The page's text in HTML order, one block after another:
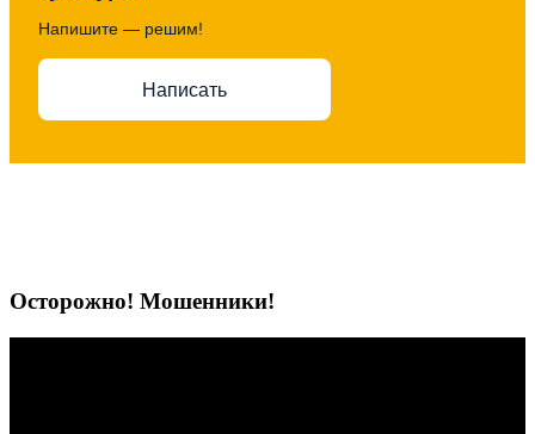
Напишите — решим!
Написать
Осторожно! Мошенники!